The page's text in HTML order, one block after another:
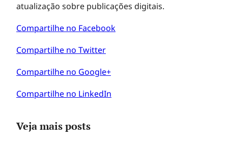
atualização sobre publicações digitais.
Compartilhe no Facebook
Compartilhe no Twitter
Compartilhe no Google+
Compartilhe no LinkedIn
Veja mais posts